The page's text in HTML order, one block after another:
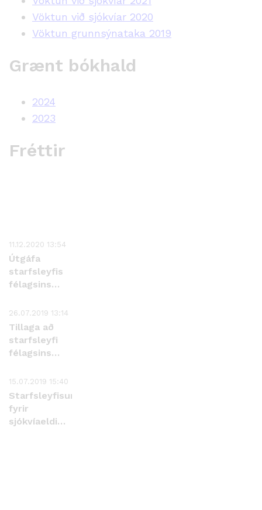
Vöktun við sjókvíar 2020
Vöktun grunnsýnataka 2019
Grænt bókhald
2024
2023
Fréttir
11.12.2020 13:54
Útgáfa
starfsleyfis
félagsins
Skutulsfirði
26.07.2019 13:14
Tillaga að
starfsleyfi
félagsins
Skutulsfirði,
Ísafjarðardjúpi
15.07.2019 15:40
Starfsleyfisumsókn
fyrir
sjókvíaeldi